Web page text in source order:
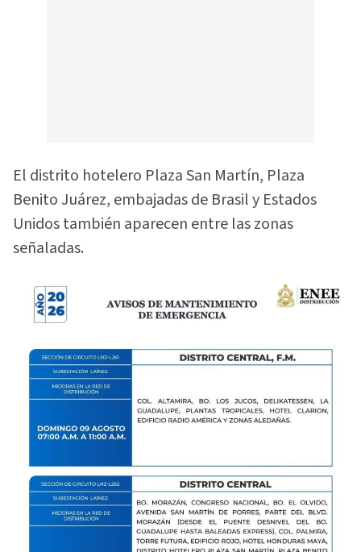
El distrito hotelero Plaza San Martín, Plaza
Benito Juárez, embajadas de Brasil y Estados
Unidos también aparecen entre las zonas
señaladas.